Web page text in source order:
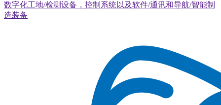
数字化工地/检测设备，控制系统以及软件/通讯和导航/智能制
造装备